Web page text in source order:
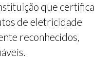
que certifica
de eletricidade
reconhecidos,